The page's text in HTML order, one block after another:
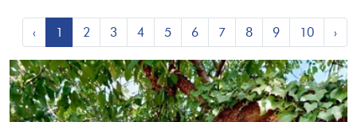
‹ 1 2 3 4 5 6 7 8 9 10 ›